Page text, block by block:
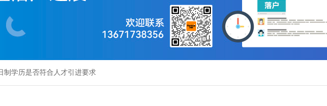
制学历是否符合人才引进要求